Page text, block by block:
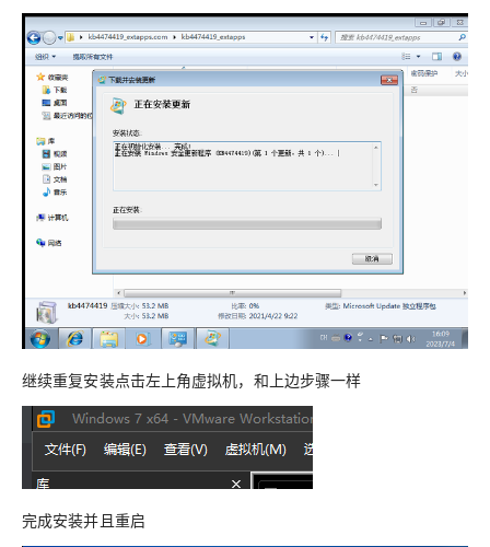
继续重复安装点击左上角虚拟机，和上边步骤一样
完成安装并且重启